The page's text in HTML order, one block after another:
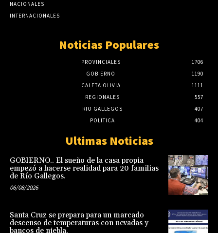
NACIONALES
INTERNACIONALES
Noticias Populares
PROVINCIALES
1706
GOBIERNO
1190
CALETA OLIVIA
1111
REGIONALES
557
RIO GALLEGOS
407
POLITICA
404
Ultimas Noticias
GOBIERNO.. El sueño de la casa propia
empezó a hacerse realidad para 20 familias
de Río Gallegos.
06/08/2026
Santa Cruz se prepara para un marcado
descenso de temperaturas con nevadas y
bancos de niebla.